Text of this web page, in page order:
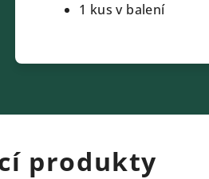
1 kus v balení
produkty